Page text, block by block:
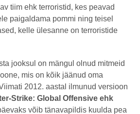
tiim ehk terroristid, kes peavad
paigaldama pommi ning teisel
kelle ülesanne on terroristide
jooksul on mängul olnud mitmeid
mis on kõik jäänud oma
2012. aastal ilmunud versioon
Strike: Global Offensive ehk
võib tänavapildis kuulda pea